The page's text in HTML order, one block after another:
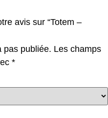
avis sur “Totem –
pas publiée. Les champs
*